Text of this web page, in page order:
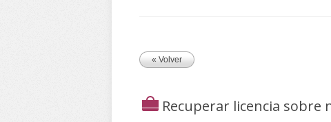
« Volver
Recuperar licencia sobre